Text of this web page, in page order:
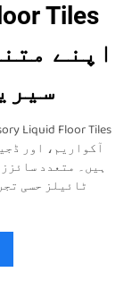
آکواریم، اور
ہیں۔ متعدد
ٹائیلز حسی